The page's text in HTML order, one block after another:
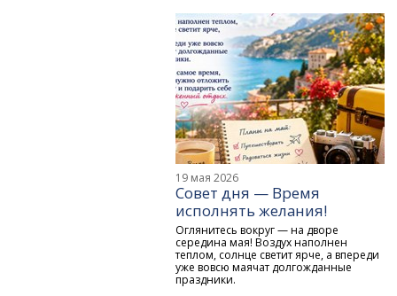
19 мая 2026
Совет дня — Время
исполнять желания!
Оглянитесь вокруг — на дворе
середина мая! Воздух наполнен
теплом, солнце светит ярче, а впереди
уже вовсю маячат долгожданные
праздники.